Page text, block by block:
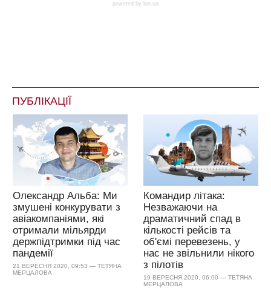
powered by lun.ua
ПУБЛІКАЦІЇ
Олександр Альба: Ми
змушені конкурувати з
авіакомпаніями, які
отримали мільярди
держпідтримки під час
пандемії
21 ВЕРЕСНЯ 2020, 09:53 — ТЕТЯНА
МЕРЦАЛОВА
Командир літака:
Незважаючи на
драматичний спад в
кількості рейсів та
об'ємі перевезень, у
нас не звільнили нікого
з пілотів
19 ВЕРЕСНЯ 2020, 06:00 — ТЕТЯНА
МЕРЦАЛОВА